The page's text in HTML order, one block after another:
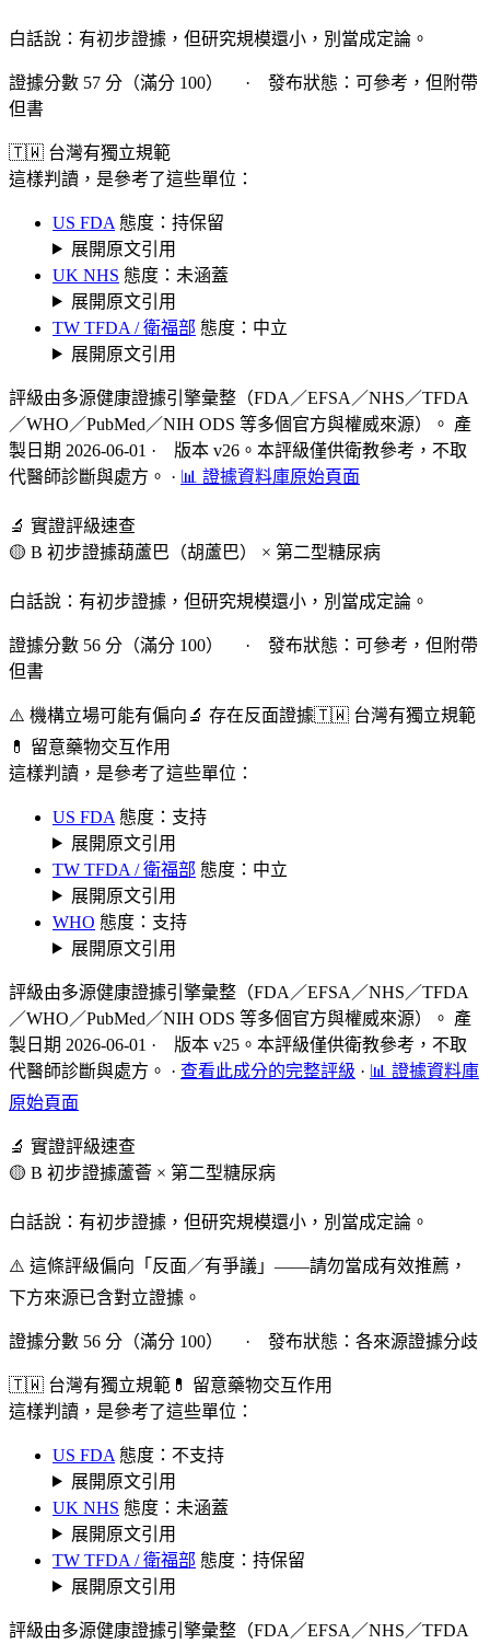
白話說：有初步證據，但研究規模還小，別當成定論。
證據分數 57 分（滿分 100） · 發布狀態：可參考，但附帶
但書
🇹🇼 台灣有獨立規範
這樣判讀，是參考了這些單位：
US FDA 態度：持保留
展開原文引用
UK NHS 態度：未涵蓋
展開原文引用
TW TFDA / 衛福部 態度：中立
展開原文引用
評級由多源健康證據引擎彙整（FDA／EFSA／NHS／TFDA
／WHO／PubMed／NIH ODS 等多個官方與權威來源）。 產
製日期 2026-06-01 · 版本 v26。本評級僅供衛教參考，不取
代醫師診斷與處方。 · 📊 證據資料庫原始頁面
🔬 實證評級速查
🟡 B 初步證據葫蘆巴（胡蘆巴） × 第二型糖尿病
白話說：有初步證據，但研究規模還小，別當成定論。
證據分數 56 分（滿分 100） · 發布狀態：可參考，但附帶
但書
⚠️ 機構立場可能有偏向 🔬 存在反面證據🇹🇼 台灣有獨立規範
💊 留意藥物交互作用
這樣判讀，是參考了這些單位：
US FDA 態度：支持
展開原文引用
TW TFDA / 衛福部 態度：中立
展開原文引用
WHO 態度：支持
展開原文引用
評級由多源健康證據引擎彙整（FDA／EFSA／NHS／TFDA
／WHO／PubMed／NIH ODS 等多個官方與權威來源）。 產
製日期 2026-06-01 · 版本 v25。本評級僅供衛教參考，不取
代醫師診斷與處方。 · 查看此成分的完整評級 · 📊 證據資料庫
原始頁面
🔬 實證評級速查
🟡 B 初步證據蘆薈 × 第二型糖尿病
白話說：有初步證據，但研究規模還小，別當成定論。
⚠️ 這條評級偏向「反面／有爭議」——請勿當成有效推薦，
下方來源已含對立證據。
證據分數 56 分（滿分 100） · 發布狀態：各來源證據分歧
🇹🇼 台灣有獨立規範 💊 留意藥物交互作用
這樣判讀，是參考了這些單位：
US FDA 態度：不支持
展開原文引用
UK NHS 態度：未涵蓋
展開原文引用
TW TFDA / 衛福部 態度：持保留
展開原文引用
評級由多源健康證據引擎彙整（FDA／EFSA／NHS／TFDA